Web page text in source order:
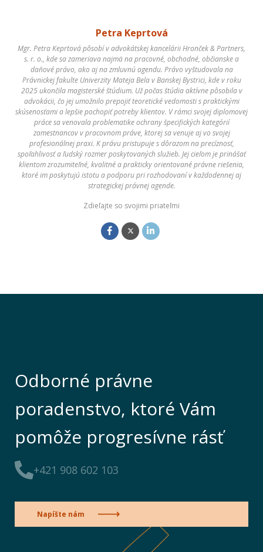
Petra Keprtová
Mgr. Petra Keprtová pôsobí v advokátskej kancelárii Hronček & Partners,
s. r. o., kde sa zameriava najmä na pracovné, obchodné, občianske a
daňové právo, ako aj na zmluvnú agendu. Právo vyštudovala na
Právnickej fakulte Univerzity Mateja Bela v Banskej Bystrici, kde v roku
2025 ukončila magisterské štúdium. Už počas štúdia aktívne pôsobila v
advokácii, čo jej umožnilo prepojiť teoretické vedomosti s praktickými
skúsenosťami a lepšie pochopiť potreby klientov. V rámci svojej diplomovej
práce sa venovala problematike ochrany špecifických kategórií
zamestnancov v pracovnom práve, ktorej sa venuje aj vo svojej
profesionálnej praxi. K právu pristupuje s dôrazom na precíznosť,
spoľahlivosť a ľudský rozmer poskytovaných služieb. Jej cieľom je prinášať
klientom zrozumiteľné, kvalitné a prakticky orientované právne riešenia,
ktoré im poskytujú istotu a podporu pri rozhodovaní v každodennej aj
strategickej právnej agende.
Zdieľajte so svojimi priateľmi
Odborné právne
poradenstvo, ktoré Vám
pomôže progresívne rásť
+421 908 602 103
Napíšte nám